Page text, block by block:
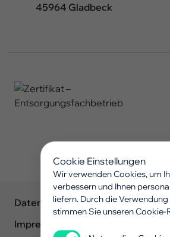
45964 Gladbeck
Datenschutz
Impressum
Cookie Einstellungen
Wir verwenden Cookies, um
verbessern und Ihnen
liefern. Durch die
stimmen Sie unseren Cookie-